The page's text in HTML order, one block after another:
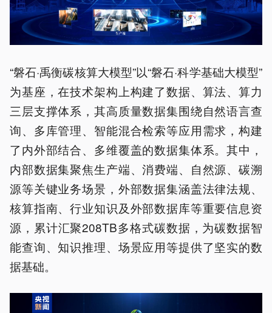
“磐石·禹衡碳核算大模型”以“磐石·科学基础大模型”
为基座，在技术架构上构建了数据、算法、算力
三层支撑体系，其高质量数据集围绕自然语言查
询、多库管理、智能混合检索等应用需求，构建
了内外部结合、多维覆盖的数据集体系。其中，
内部数据集聚焦生产端、消费端、自然源、碳溯
源等关键业务场景，外部数据集涵盖法律法规、
核算指南、行业知识及外部数据库等重要信息资
源，累计汇聚208TB多格式碳数据，为碳数据智
能查询、知识推理、场景应用等提供了坚实的数
据基础。